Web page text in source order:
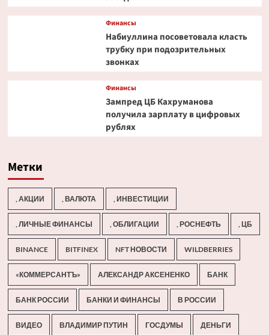
Финансы
Набиуллина посоветовала класть
трубку при подозрительных
звонках
Финансы
Зампред ЦБ Кахруманова
получила зарплату в цифровых
рублях
Метки
, АКЦИИ , ВАЛЮТА , ИНВЕСТИЦИИ
, ЛИЧНЫЕ ФИНАНСЫ , ОБЛИГАЦИИ , РОСНЕФТЬ , ЦБ
BINANCE BITFINEX NFT НОВОСТИ WILDBERRIES
«КОММЕРСАНТЪ» АЛЕКСАНДР АКСЕНЕНКО БАНК
БАНК РОССИИ БАНКИ И ФИНАНСЫ В РОССИИ
ВИДЕО ВЛАДИМИР ПУТИН ГОСДУМЫ ДЕНЬГИ